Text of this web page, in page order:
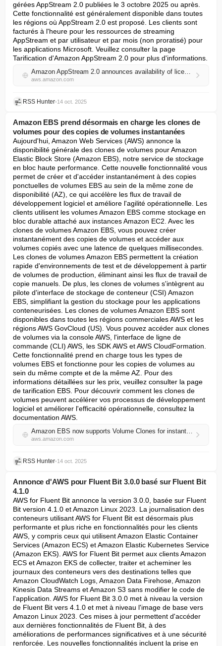
gérées AppStream 2.0 publiées le 3 octobre 2025 ou après.
Cette fonctionnalité est généralement disponible dans toutes
les régions où AppStream 2.0 est proposé. Les clients sont
facturés à l'heure pour les ressources de streaming
AppStream et par utilisateur et par mois (non proratisé) pour
les applications Microsoft. Veuillez consulter la page
Tarification d'Amazon AppStream 2.0 pour plus d'informations.
Amazon AppStream 2.0 announces availability of license included Microsoft applications
aws.amazon.com
RSS Hunter•14 oct. 2025
Amazon EBS prend désormais en charge les clones de
volumes pour des copies de volumes instantanées
Aujourd'hui, Amazon Web Services (AWS) annonce la
disponibilité générale des clones de volumes pour Amazon
Elastic Block Store (Amazon EBS), notre service de stockage
en bloc haute performance. Cette nouvelle fonctionnalité vous
permet de créer et d'accéder instantanément à des copies
ponctuelles de volumes EBS au sein de la même zone de
disponibilité (AZ), ce qui accélère les flux de travail de
développement logiciel et améliore l'agilité opérationnelle. Les
clients utilisent les volumes Amazon EBS comme stockage en
bloc durable attaché aux instances Amazon EC2. Avec les
clones de volumes Amazon EBS, vous pouvez créer
instantanément des copies de volumes et accéder aux
volumes copiés avec une latence de quelques millisecondes.
Les clones de volumes Amazon EBS permettent la création
rapide d'environnements de test et de développement à partir
de volumes de production, éliminant ainsi les flux de travail de
copie manuels. De plus, les clones de volumes s'intègrent au
pilote d'interface de stockage de conteneur (CSI) Amazon
EBS, simplifiant la gestion du stockage pour les applications
conteneurisées. Les clones de volumes Amazon EBS sont
disponibles dans toutes les régions commerciales AWS et les
régions AWS GovCloud (US). Vous pouvez accéder aux clones
de volumes via la console AWS, l'interface de ligne de
commande (CLI) AWS, les SDK AWS et AWS CloudFormation.
Cette fonctionnalité prend en charge tous les types de
volumes EBS et fonctionne pour les copies de volumes au
sein du même compte et de la même AZ. Pour des
informations détaillées sur les prix, veuillez consulter la page
de tarification EBS. Pour découvrir comment les clones de
volumes peuvent accélérer vos processus de développement
logiciel et améliorer l'efficacité opérationnelle, consultez la
documentation AWS.
Amazon EBS now supports Volume Clones for instant volume copies
aws.amazon.com
RSS Hunter•14 oct. 2025
Annonce d'AWS pour Fluent Bit 3.0.0 basé sur Fluent Bit
4.1.0
AWS for Fluent Bit annonce la version 3.0.0, basée sur Fluent
Bit version 4.1.0 et Amazon Linux 2023. La journalisation des
conteneurs utilisant AWS for Fluent Bit est désormais plus
performante et plus riche en fonctionnalités pour les clients
AWS, y compris ceux qui utilisent Amazon Elastic Container
Services (Amazon ECS) et Amazon Elastic Kubernetes Service
(Amazon EKS). AWS for Fluent Bit permet aux clients Amazon
ECS et Amazon EKS de collecter, traiter et acheminer les
journaux des conteneurs vers des destinations telles que
Amazon CloudWatch Logs, Amazon Data Firehose, Amazon
Kinesis Data Streams et Amazon S3 sans modifier le code de
l'application. AWS for Fluent Bit 3.0.0 met à niveau la version
de Fluent Bit vers 4.1.0 et met à niveau l'image de base vers
Amazon Linux 2023. Ces mises à jour permettent d'accéder
aux dernières fonctionnalités de Fluent Bit, à des
améliorations de performances significatives et à une sécurité
renforcée. Les nouvelles fonctionnalités incluent la prise en